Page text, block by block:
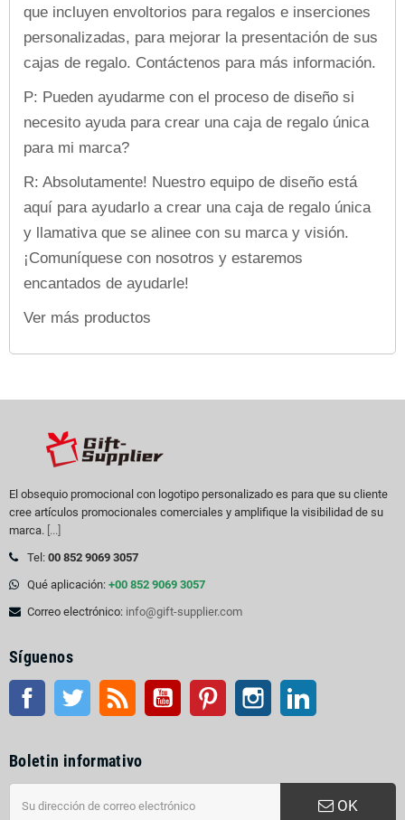
que incluyen envoltorios para regalos e inserciones
personalizadas, para mejorar la presentación de sus
cajas de regalo. Contáctenos para más información.
P: Pueden ayudarme con el proceso de diseño si
necesito ayuda para crear una caja de regalo única
para mi marca?
R: Absolutamente! Nuestro equipo de diseño está
aquí para ayudarlo a crear una caja de regalo única
y llamativa que se alinee con su marca y visión.
¡Comuníquese con nosotros y estaremos
encantados de ayudarle!
Ver más productos
El obsequio promocional con logotipo personalizado es para que su cliente
cree artículos promocionales comerciales y amplifique la visibilidad de su
marca. [...]
Tel: 00 852 9069 3057
Qué aplicación: +00 852 9069 3057
Correo electrónico: info@gift-supplier.com
Síguenos
Facebook Gorjeo Rss YouTube Pinterest Instagram
Boletin informativo
OK